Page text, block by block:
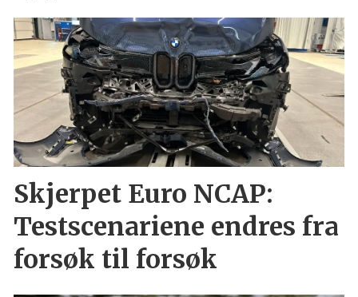
Skjerpet Euro NCAP:
Testscenariene endres fra
forsøk til forsøk